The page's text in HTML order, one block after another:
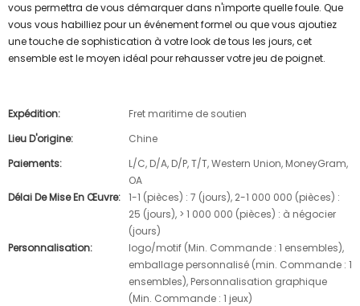
vous permettra de vous démarquer dans n'importe quelle foule. Que
vous vous habilliez pour un événement formel ou que vous ajoutiez
une touche de sophistication à votre look de tous les jours, cet
ensemble est le moyen idéal pour rehausser votre jeu de poignet.
Expédition:
Fret maritime de soutien
Lieu D'origine:
Chine
Paiements:
L/C, D/A, D/P, T/T, Western Union, MoneyGram,
OA
Délai De Mise En Œuvre: 1-1 (pièces) : 7 (jours), 2-1 000 000 (pièces) :
25 (jours), > 1 000 000 (pièces) : à négocier
(jours)
Personnalisation:
logo/motif (Min. Commande : 1 ensembles),
emballage personnalisé (min. Commande : 1
ensembles), Personnalisation graphique
(Min. Commande : 1 jeux)